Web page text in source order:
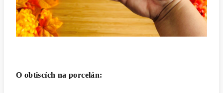
O obtiscích na porcelán: